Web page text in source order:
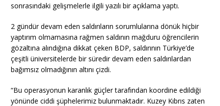
sonrasındaki gelişmelerle ilgili yazılı bir açıklama yaptı.
2 gündür devam eden saldırıların sorumlularına dönük hiçbir
yaptırım olmamasına rağmen saldının mağduru öğrencilerin
gözaltına alındığına dikkat çeken BDP, saldırının Türkiye’de
çeşitli üniversitelerde bir süredir devam eden saldırılardan
bağımsız olmadığının altını çizdi.
“Bu operasyonun karanlık güçler tarafından koordine edildiği
yönünde ciddi şüphelerimiz bulunmaktadır. Kuzey Kıbrıs zaten